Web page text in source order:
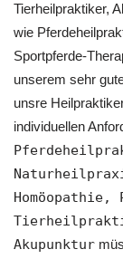
‎Tierheilpraktiker,
wie
Sportpferde-
unserem sehr
unsre
individuellen
‎Homöopathie,
Akupunktur